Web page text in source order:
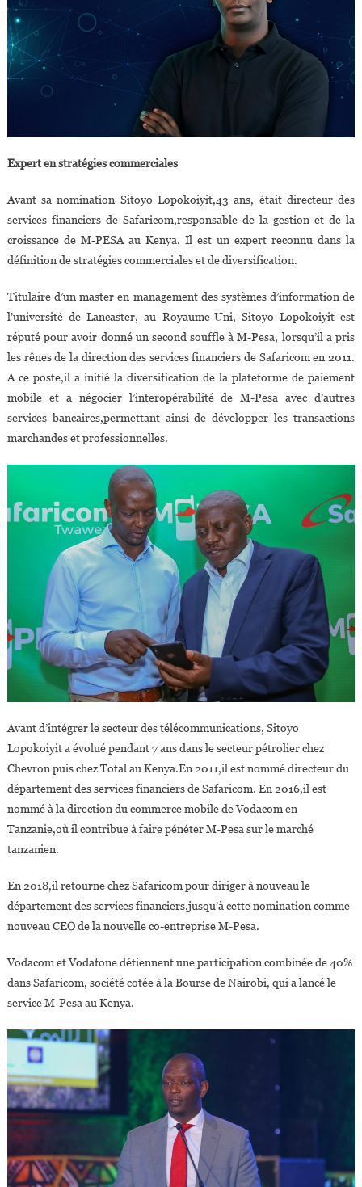
Expert en stratégies commerciales
Avant sa nomination Sitoyo Lopokoiyit,43 ans, était directeur des
services financiers de Safaricom,responsable de la gestion et de la
croissance de M-PESA au Kenya. Il est un expert reconnu dans la
définition de stratégies commerciales et de diversification.
Titulaire d’un master en management des systèmes d’information de
l’université de Lancaster, au Royaume-Uni, Sitoyo Lopokoiyit est
réputé pour avoir donné un second souffle à M-Pesa, lorsqu’il a pris
les rênes de la direction des services financiers de Safaricom en 2011.
A ce poste,il a initié la diversification de la plateforme de paiement
mobile et a négocier l’interopérabilité de M-Pesa avec d’autres
services bancaires,permettant ainsi de développer les transactions
marchandes et professionnelles.
Avant d’intégrer le secteur des télécommunications, Sitoyo
Lopokoiyit a évolué pendant 7 ans dans le secteur pétrolier chez
Chevron puis chez Total au Kenya.En 2011,il est nommé directeur du
département des services financiers de Safaricom. En 2016,il est
nommé à la direction du commerce mobile de Vodacom en
Tanzanie,où il contribue à faire pénéter M-Pesa sur le marché
tanzanien.
En 2018,il retourne chez Safaricom pour diriger à nouveau le
département des services financiers,jusqu’à cette nomination comme
nouveau CEO de la nouvelle co-entreprise M-Pesa.
Vodacom et Vodafone détiennent une participation combinée de 40%
dans Safaricom, société cotée à la Bourse de Nairobi, qui a lancé le
service M-Pesa au Kenya.